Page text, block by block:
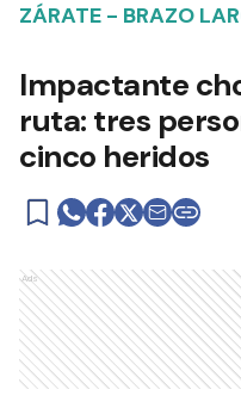
ZÁRATE - BRAZO
Impactante
ruta: tres
cinco heridos
Ads